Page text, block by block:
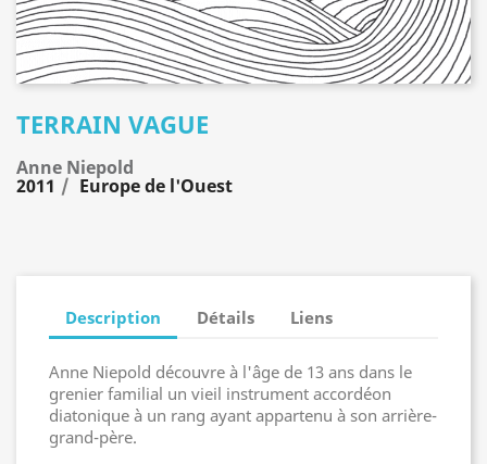
TERRAIN VAGUE
Anne Niepold
2011 Europe de l'Ouest
Description Détails Liens
Anne Niepold découvre à l'âge de 13 ans dans le
grenier familial un vieil instrument accordéon
diatonique à un rang ayant appartenu à son arrière-
grand-père.